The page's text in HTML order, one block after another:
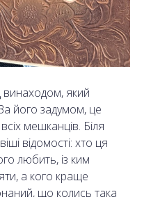
винаходом, який
його задумом, це
мешканців. Біля
відомості: хто ця
любить, із ким
а кого краще
що колись така